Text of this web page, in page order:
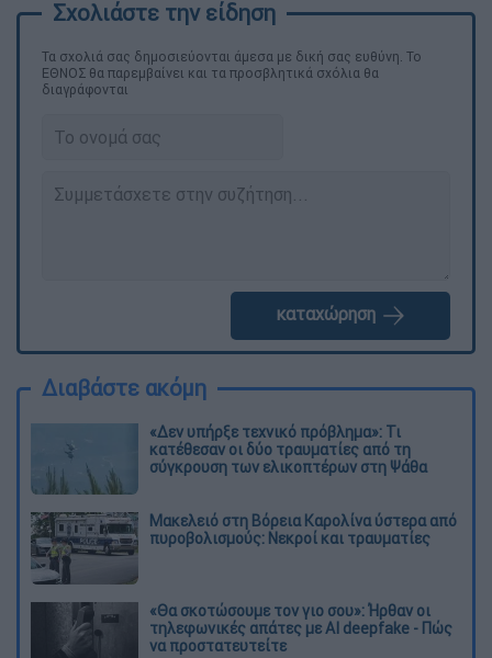
Τα σχολιά σας δημοσιεύονται άμεσα με δική σας ευθύνη. Το
ΕΘΝΟΣ θα παρεμβαίνει και τα προσβλητικά σχόλια θα
διαγράφονται
καταχώρηση
Διαβάστε ακόμη
«Δεν υπήρξε τεχνικό πρόβλημα»: Τι
κατέθεσαν οι δύο τραυματίες από τη
σύγκρουση των ελικοπτέρων στη Ψάθα
Μακελειό στη Βόρεια Καρολίνα ύστερα από
πυροβολισμούς: Νεκροί και τραυματίες
«Θα σκοτώσουμε τον γιο σου»: Ήρθαν οι
τηλεφωνικές απάτες με AI deepfake - Πώς
να προστατευτείτε